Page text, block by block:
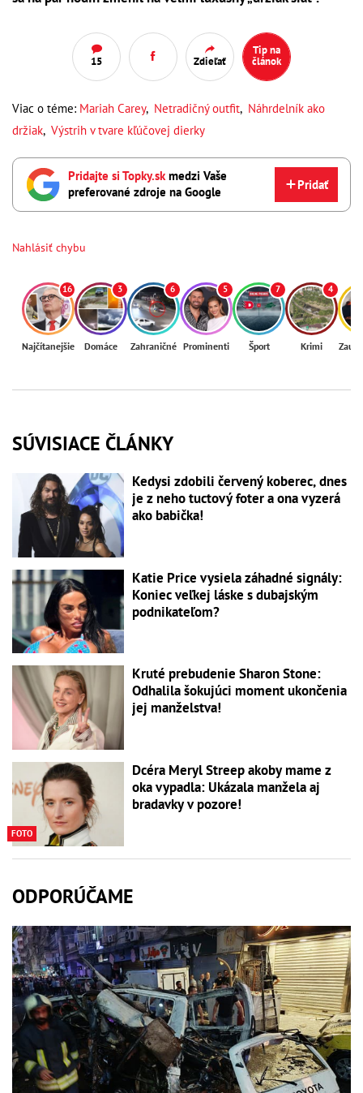
15 Zdieľať
Tip na
článok
Viac o téme: Mariah Carey, Netradičný outfit, Náhrdelník ako
držiak, Výstrih v tvare kľúčovej dierky
Pridajte si Topky.skmedzi Vaše
preferované zdroje na Google
Pridať
Nahlásiť chybu
16
Najčítanejšie
3
Domáce
6
Zahraničné
5
Prominenti
7
Šport
4
Krimi
SÚVISIACE ČLÁNKY
Kedysi zdobili červený koberec, dnes
je z neho tuctový foter a ona vyzerá
ako babička!
Katie Price vysiela záhadné signály:
Koniec veľkej láske s dubajským
podnikateľom?
Kruté prebudenie Sharon Stone:
Odhalila šokujúci moment ukončenia
jej manželstva!
FOTO
Dcéra Meryl Streep akoby mame z
oka vypadla: Ukázala manžela aj
bradavky v pozore!
ODPORÚČAME